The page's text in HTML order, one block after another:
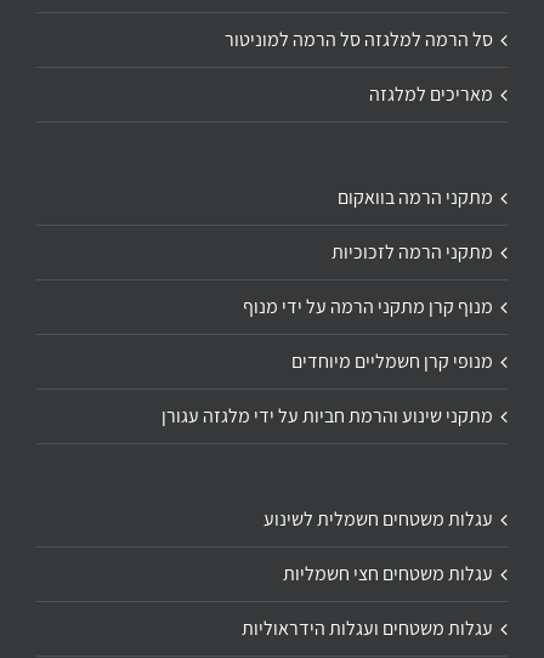
סל הרמה למלגזה סל הרמה למוניטור
מאריכים למלגזה
מתקני הרמה בוואקום
מתקני הרמה לזכוכיות
מנוף קרן מתקני הרמה על ידי מנוף
מנופי קרן חשמליים מיוחדים
מתקני שינוע והרמת חביות על ידי מלגזה עגורן
עגלות משטחים חשמלית לשינוע
עגלות משטחים חצי חשמליות
עגלות משטחים ועגלות הידראוליות